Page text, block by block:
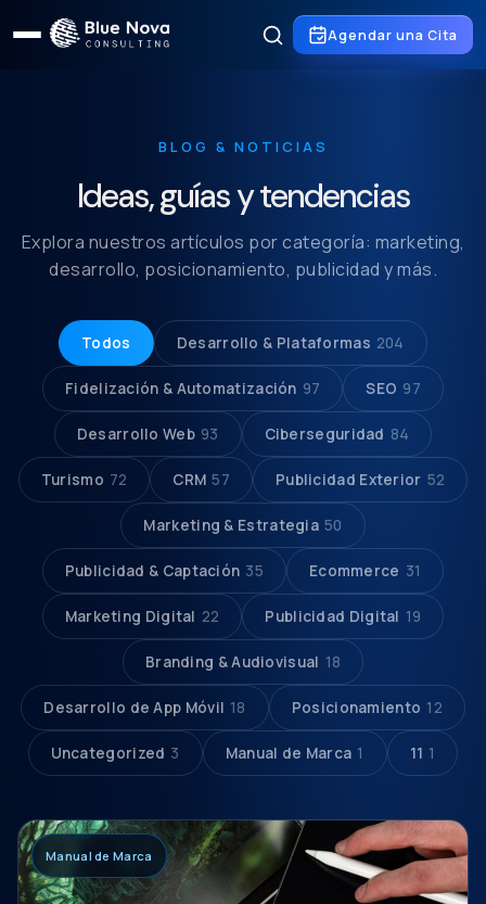
Agendar una Cita
BLOG & NOTICIAS
Ideas, guías y tendencias
Explora nuestros artículos por categoría: marketing,
desarrollo, posicionamiento, publicidad y más.
Todos Desarrollo & Plataformas 204
Fidelización & Automatización 97 SEO 97
Desarrollo Web 93 Ciberseguridad 84
Turismo 72 CRM 57 Publicidad Exterior 52
Marketing & Estrategia 50
Publicidad & Captación 35 Ecommerce 31
Marketing Digital 22 Publicidad Digital 19
Branding & Audiovisual 18
Desarrollo de App Móvil 18 Posicionamiento 12
Uncategorized 3 Manual de Marca 1 11 1
Manual de Marca